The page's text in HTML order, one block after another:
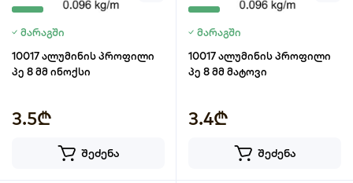
მარაგში
10017 ალუმინის პროფილი
პე 8 მმ ინოქსი
3.5₾
შეძენა
მარაგში
10017 ალუმინის პროფილი
პე 8 მმ მატოვი
3.4₾
შეძენა